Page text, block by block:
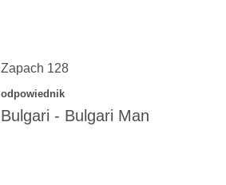
Zapach 128
odpowiednik
Bulgari - Bulgari Man